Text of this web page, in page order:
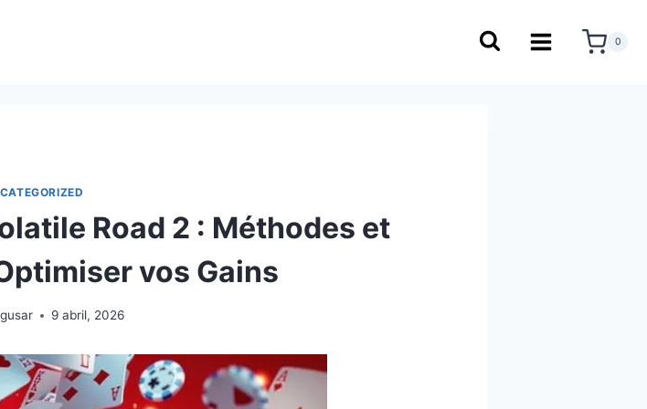
0
Road 2 : Méthodes et
vos Gains
9 abril, 2026